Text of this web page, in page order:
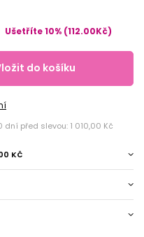
Ušetříte10% (112.00Kč)
do košíku
dní před slevou: 1 010,00 Kč
KČ